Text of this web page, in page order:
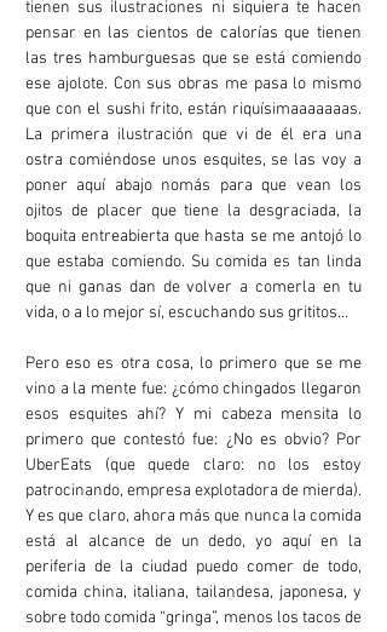
tienen sus ilustraciones ni siquiera te hacen
pensar en las cientos de calorías que tienen
las tres hamburguesas que se está comiendo
ese ajolote. Con sus obras me pasa lo mismo
que con el sushi frito, están riquísimaaaaaaas.
La primera ilustración que vi de él era una
ostra comiéndose unos esquites, se las voy a
poner aquí abajo nomás para que vean los
ojitos de placer que tiene la desgraciada, la
boquita entreabierta que hasta se me antojó lo
que estaba comiendo. Su comida es tan linda
que ni ganas dan de volver a comerla en tu
vida, o a lo mejor sí, escuchando sus grititos…
Pero eso es otra cosa, lo primero que se me
vino a la mente fue: ¿cómo chingados llegaron
esos esquites ahí? Y mi cabeza mensita lo
primero que contestó fue: ¿No es obvio? Por
UberEats (que quede claro: no los estoy
patrocinando, empresa explotadora de mierda).
Y es que claro, ahora más que nunca la comida
está al alcance de un dedo, yo aquí en la
periferia de la ciudad puedo comer de todo,
comida china, italiana, tailandesa, japonesa, y
sobre todo comida “gringa”, menos los tacos de